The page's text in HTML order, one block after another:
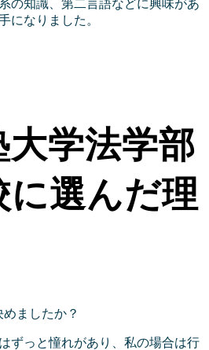
の知識、第二言語などに興味があ
になりました。
大学法学部
に選んだ理
ましたか？
ずっと憧れがあり、私の場合は行